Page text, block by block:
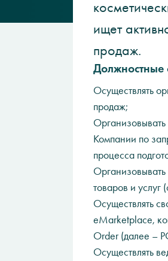
ищет
продаж.
Должностные
Осуществлять
продаж;
Компании по
процесса
товаров и услуг
Осуществлять
eMarketplace,
Order (далее –
Осуществлять